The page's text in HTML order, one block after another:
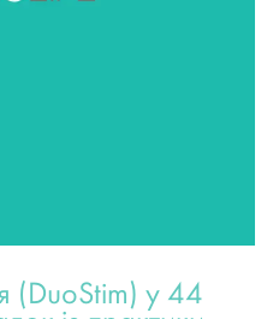
(DuoStim) у 44